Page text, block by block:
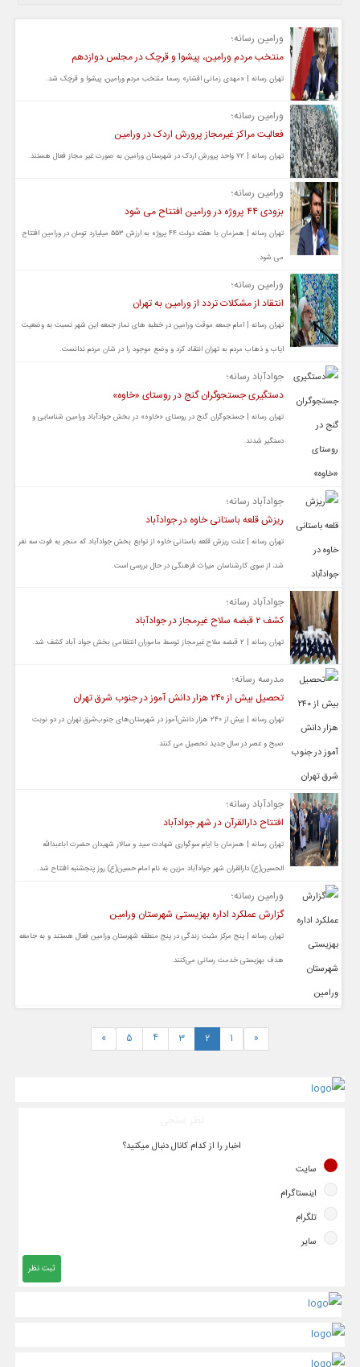
ورامین رسانه؛
منتخب مردم ورامین، پیشوا و قرچک در مجلس دوازدهم
تهران رسانه | «مهدی زمانی افشار» رسما منتخب مردم ورامین، پیشوا و قرچک شد.
ورامین رسانه؛
فعالیت مراکز غیرمجاز پرورش اردک در ورامین
تهران رسانه | ۷۲ واحد پرورش اردک در شهرستان ورامین به صورت غیر مجاز فعال هستند.
ورامین رسانه؛
بزودی ۴۴ پروژه در ورامین افتتاح می شود
تهران رسانه | همزمان با هفته دولت ۴۴ پروژه به ارزش ۵۵۳ میلیارد تومان در ورامین افتتاح
می شود.
ورامین رسانه؛
انتقاد از مشکلات تردد از ورامین به تهران
تهران رسانه | امام جمعه موقت ورامین در خطبه های نماز جمعه این شهر نسبت به وضعیت
ایاب و ذهاب مردم به تهران انتقاد کرد و وضع موجود را در شان مردم ندانست.
جوادآباد رسانه؛
دستگیری جستجوگران گنج در روستای «خاوه»
تهران رسانه | جستجوگران گنج در روستای «خاوه» در بخش جوادآباد ورامین شناسایی و
دستگیر شدند.
جوادآباد رسانه؛
ریزش قلعه باستانی خاوه در جوادآباد
تهران رسانه | علت ریزش قلعه باستانی خاوه از توابع بخش جوادآباد که منجر به فوت سه نفر
شد، از سوی کارشناسان میراث فرهنگی در حال بررسی است.
جوادآباد رسانه؛
کشف ۲ قبضه سلاح غیرمجاز در جوادآباد
تهران رسانه | ۲ قبضه سلاح غیرمجاز توسط ماموران انتظامی بخش جواد آباد کشف شد.
مدرسه رسانه؛
تحصیل بیش از ۲۴۰ هزار دانش آموز در جنوب شرق تهران
تهران رسانه | بیش از ۲۴۰ هزار دانش‌آموز در شهرستان‌های جنوب‌شرق تهران در دو نوبت
صبح و عصر در سال جدید تحصیل می کنند.
جوادآباد رسانه؛
افتتاح دارالقرآن در شهر جوادآباد
تهران رسانه | همزمان با ایام سوگواری شهادت سید و سالار شهیدان حضرت اباعبدالله
الحسین(ع) دارالقران شهر جوادآباد مزین به نام امام حسین(ع) روز پنجشنبه افتتاح شد.
ورامین رسانه؛
گزارش عملکرد اداره بهزیستی شهرستان ورامین
تهران رسانه | پنج مرکز مثبت زندگی در پنج منطقه شهرستان ورامین فعال هستند و به جامعه
هدف بهزیستی خدمت‌ رسانی می‌کنند.
«
1
2
3
4
5
»
اخبار را از کدام کانال دنبال میکنید؟
سایت
اینستاگرام
تلگرام
سایر
ثبت نظر